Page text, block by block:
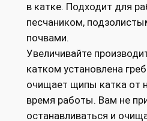
в катке. Подходит для
песчаником,
почвами.
Увеличивайте
катком установлена
очищает щипы катка от
время работы. Вам не
останавливаться и